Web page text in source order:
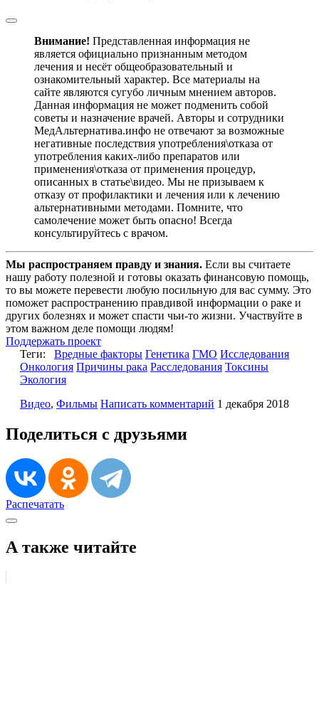
Внимание! Представленная информация не
является официально признанным методом
лечения и несёт общеобразовательный и
ознакомительный характер. Все материалы на
сайте являются сугубо личным мнением авторов.
Данная информация не может подменить собой
советы и назначение врачей. Авторы и сотрудники
МедАльтернатива.инфо не отвечают за возможные
негативные последствия употребления\отказа от
употребления каких-либо препаратов или
применения\отказа от применения процедур,
описанных в статье\видео. Мы не призываем к
отказу от профилактики и лечения или к лечению
альтернативными методами. Помните, что
самолечение может быть опасно! Всегда
консультируйтесь с врачом.
Мы распространяем правду и знания. Если вы считаете
нашу работу полезной и готовы оказать финансовую помощь,
то вы можете перевести любую посильную для вас сумму. Это
поможет распространению правдивой информации о раке и
других болезнях и может спасти чьи-то жизни. Участвуйте в
этом важном деле помощи людям!
Поддержать проект
Теги: Вредные факторы Генетика ГМО Исследования
Онкология Причины рака Расследования Токсины
Экология
Видео, Фильмы Написать комментарий 1 декабря 2018
Поделиться с друзьями
Распечатать
А также читайте